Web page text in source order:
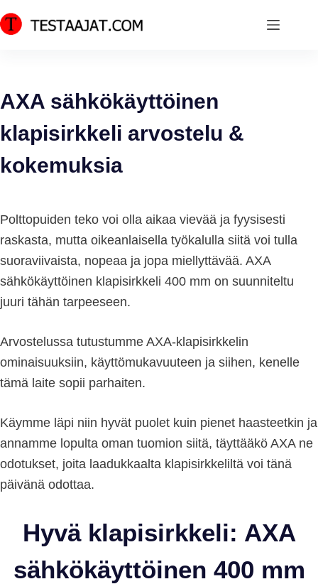
Skip
to
AXA sähkökäyttöinen
klapisirkkeli arvostelu &
kokemuksia
Polttopuiden teko voi olla aikaa vievää ja fyysisesti
raskasta, mutta oikeanlaisella työkalulla siitä voi tulla
suoraviivaista, nopeaa ja jopa miellyttävää. AXA
sähkökäyttöinen klapisirkkeli 400 mm on suunniteltu
juuri tähän tarpeeseen.
Arvostelussa tutustumme AXA-klapisirkkelin
ominaisuuksiin, käyttömukavuuteen ja siihen, kenelle
tämä laite sopii parhaiten.
Käymme läpi niin hyvät puolet kuin pienet haasteetkin ja
annamme lopulta oman tuomion siitä, täyttääkö AXA ne
odotukset, joita laadukkaalta klapisirkkeliltä voi tänä
päivänä odottaa.
Hyvä klapisirkkeli: AXA
sähkökäyttöinen 400 mm